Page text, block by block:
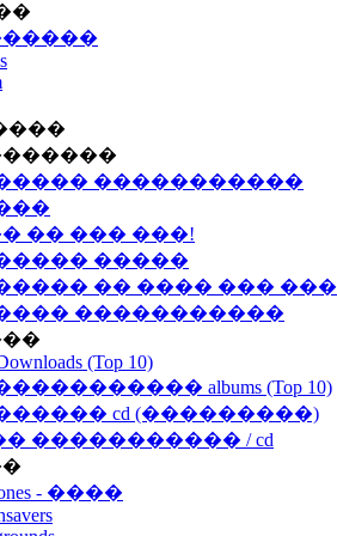
�����������
�� ��� ���!
�����
�� ���� ���
�����������
(Top 10)
albums (Top 10)
cd (���������)
����������� / cd
- ����